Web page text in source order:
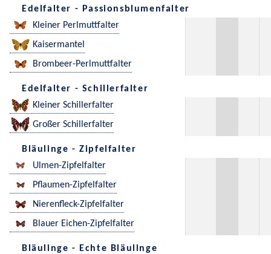
Edelfalter - Passionsblumenfalter
Kleiner Perlmuttfalter
Kaisermantel
Brombeer-Perlmuttfalter
Edelfalter - Schillerfalter
Kleiner Schillerfalter
Großer Schillerfalter
Bläulinge - Zipfelfalter
Ulmen-Zipfelfalter
Pflaumen-Zipfelfalter
Nierenfleck-Zipfelfalter
Blauer Eichen-Zipfelfalter
Bläulinge - Echte Bläulinge